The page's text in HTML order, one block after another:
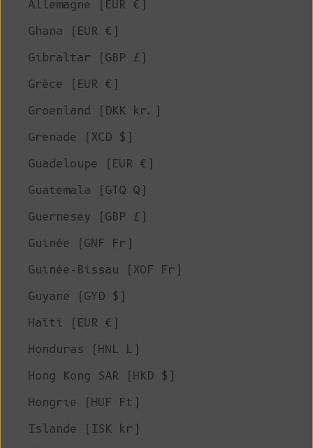
Allemagne (EUR €)
Ghana (EUR €)
Gibraltar (GBP £)
Grèce (EUR €)
Groenland (DKK kr.)
Grenade (XCD $)
Guadeloupe (EUR €)
Guatemala (GTQ Q)
Guernesey (GBP £)
Guinée (GNF Fr)
Guinée-Bissau (XOF Fr)
Guyane (GYD $)
Haïti (EUR €)
Honduras (HNL L)
Hong Kong SAR (HKD $)
Hongrie (HUF Ft)
Islande (ISK kr)